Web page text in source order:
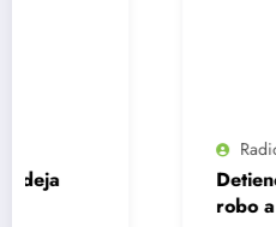
0
Detienen a
robo a pastelería